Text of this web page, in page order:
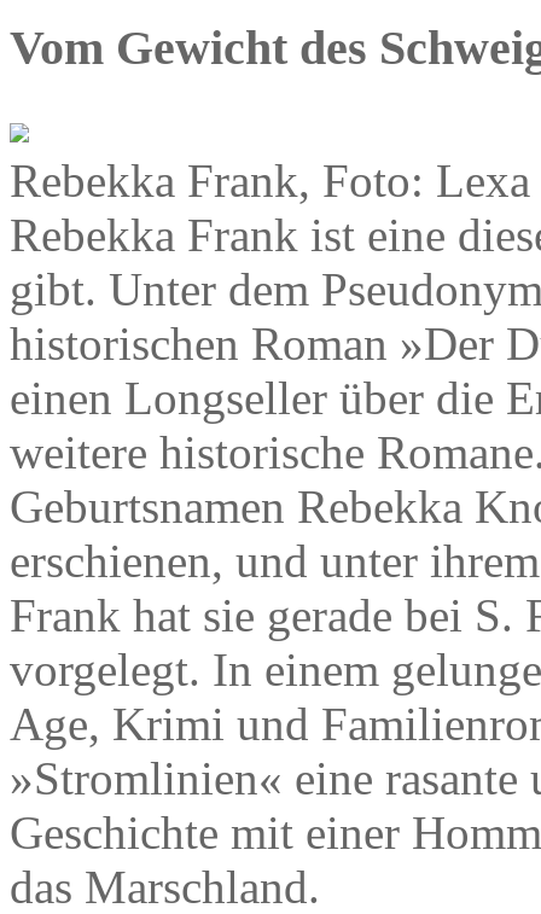
Vom Gewicht des
Rebekka Frank, Foto: Lexa
Rebekka Frank ist eine
gibt. Unter dem
historischen Roman »Der
einen Longseller über die
weitere historische
Geburtsnamen Rebekka
erschienen, und unter
Frank hat sie gerade bei
vorgelegt. In einem
Age, Krimi und
»Stromlinien« eine rasante
Geschichte mit einer
das Marschland.